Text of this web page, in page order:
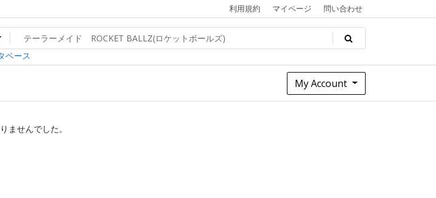
利用規約 マイページ 問い合わせ
ベース
My Account
ませんでした。